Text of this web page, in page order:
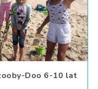
Doo 6-10 lat